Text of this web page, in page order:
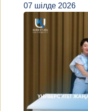
07 шілде 2026